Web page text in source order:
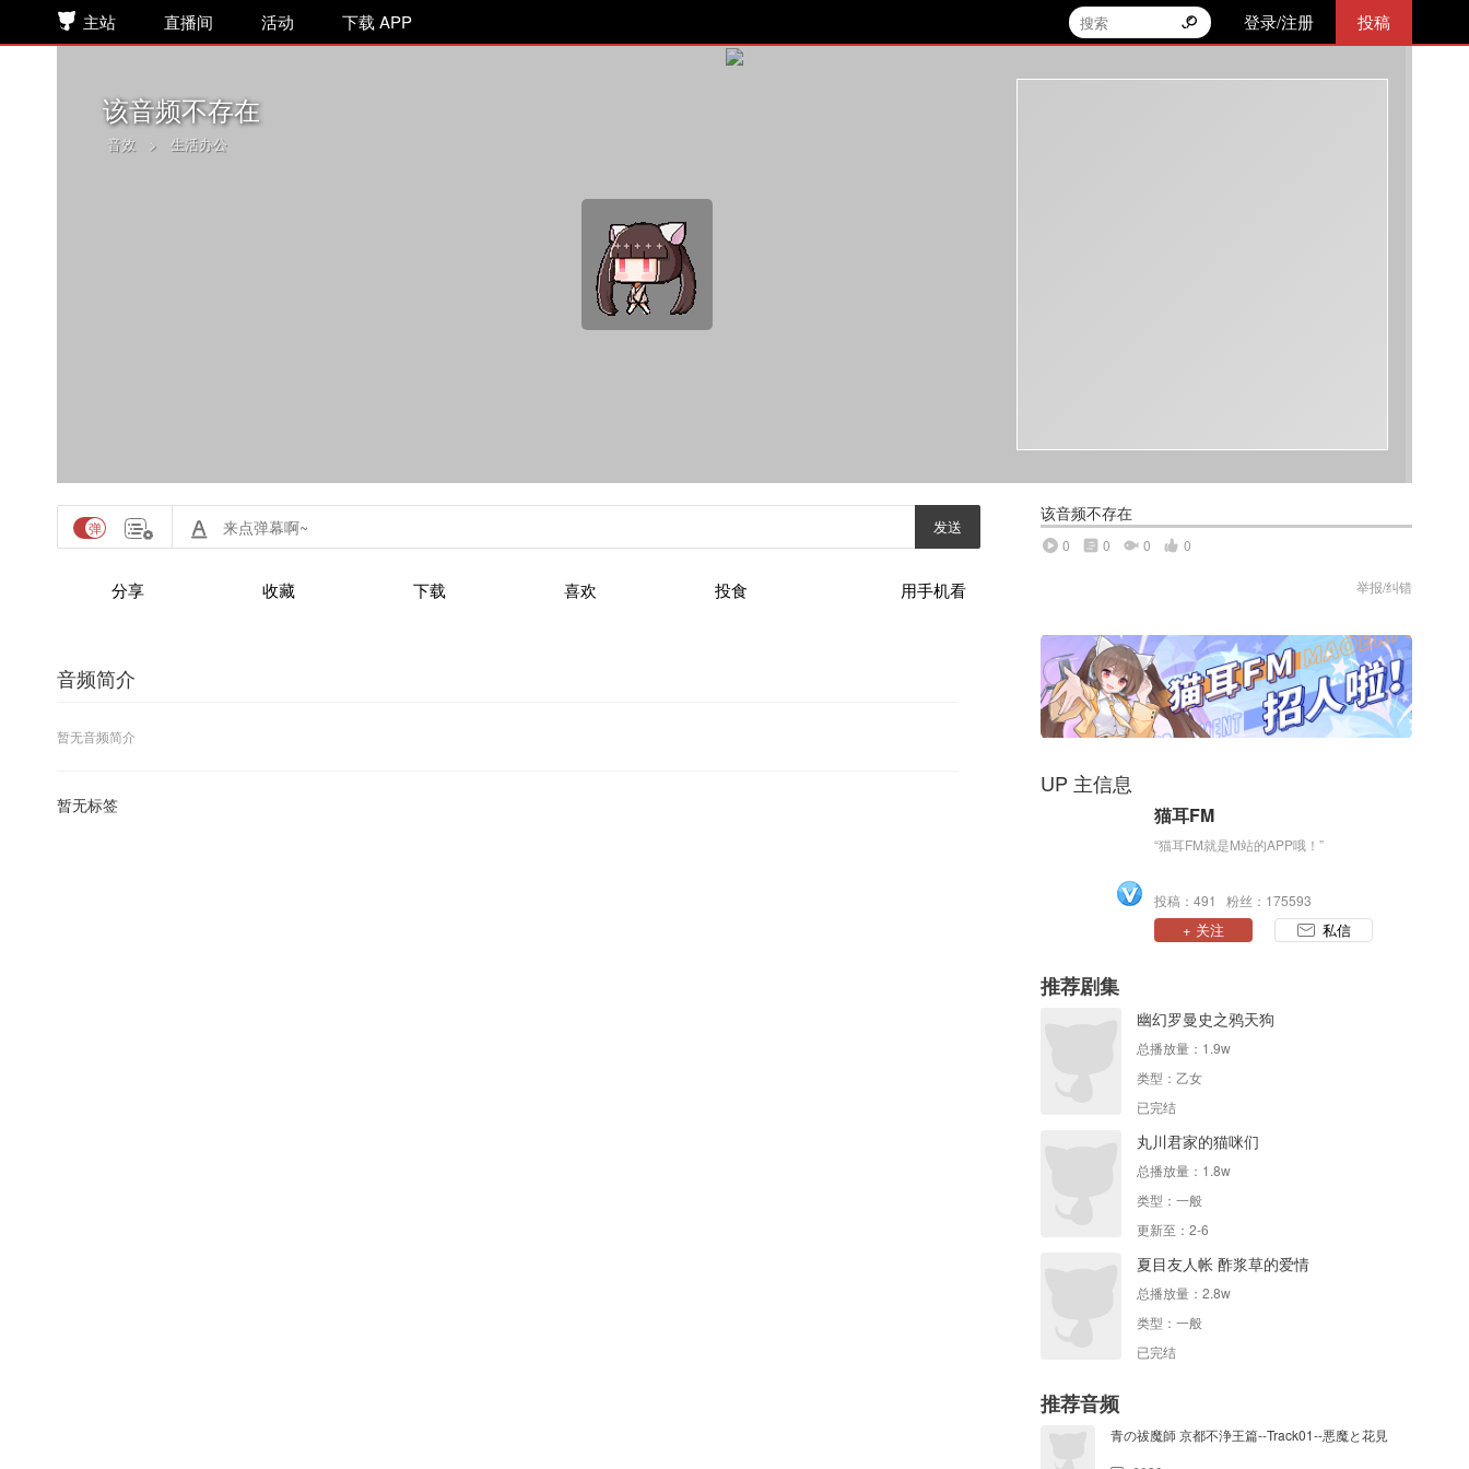
主站 直播间 活动 下载 APP 登录/注册 投稿
该音频不存在
音效 > 生活办公
发送
分享 收藏 下载 喜欢 投食 用手机看
该音频不存在
0 0 0 0
举报/纠错
音频简介
暂无音频简介
暂无标签
UP 主信息
猫耳FM
“猫耳FM就是M站的APP哦！”
投稿：491 粉丝：175593
+ 关注 私信
推荐剧集
幽幻罗曼史之鸦天狗
总播放量： 1.9w
类型： 乙女
已完结
丸川君家的猫咪们
总播放量： 1.8w
类型： 一般
更新至：2-6
夏目友人帐 酢浆草的爱情
总播放量： 2.8w
类型： 一般
已完结
推荐音频
青の祓魔師 京都不浄王篇--Track01--悪魔と花見